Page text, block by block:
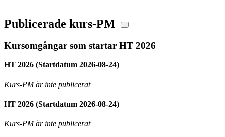
Publicerade kurs-PM
Kursomgångar som startar HT 2026
HT 2026 (Startdatum 2026-08-24)
Kurs-PM är inte publicerat
HT 2026 (Startdatum 2026-08-24)
Kurs-PM är inte publicerat